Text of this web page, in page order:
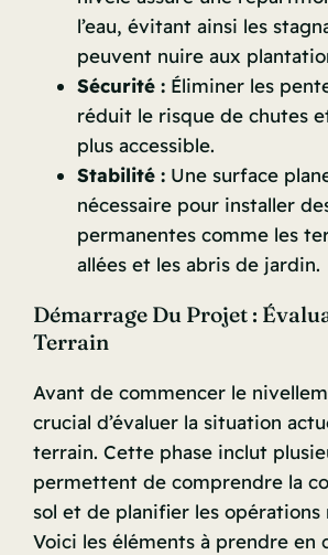
l’eau, évitant ainsi les
peuvent nuire aux
Sécurité :Éliminer les
réduit le risque de chutes
plus accessible.
Stabilité :Une surface
nécessaire pour installer
permanentes comme les
allées et les abris de jardin.
Démarrage Du Projet :
Terrain
Avant de commencer le
crucial d’évaluer la situation
terrain. Cette phase inclut
permettent de comprendre la
sol et de planifier les opérations
Voici les éléments à prendre en